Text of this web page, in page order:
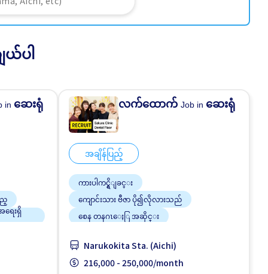
ပါ
in ဆေးရုံ
ေးရှိ
လက်ထောက်Job in ဆေးရုံ
အချိန်ပြည့်
ကားပါကင္ရွိျခင္း
ကျောင်းသား ဗီဇာ ပို၍လိုလားသည်
စေန တနဂၤေႏြ အဆိုင္း
လမ္းစရိတ္ေပးသည္
အမျိုးသမီး ပို၍လိုလားသည်
Narukokita Sta. (Aichi)
216,000 - 250,000/month